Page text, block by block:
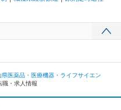
県医薬品・医療機器・ライフサイエン
職・求人情報